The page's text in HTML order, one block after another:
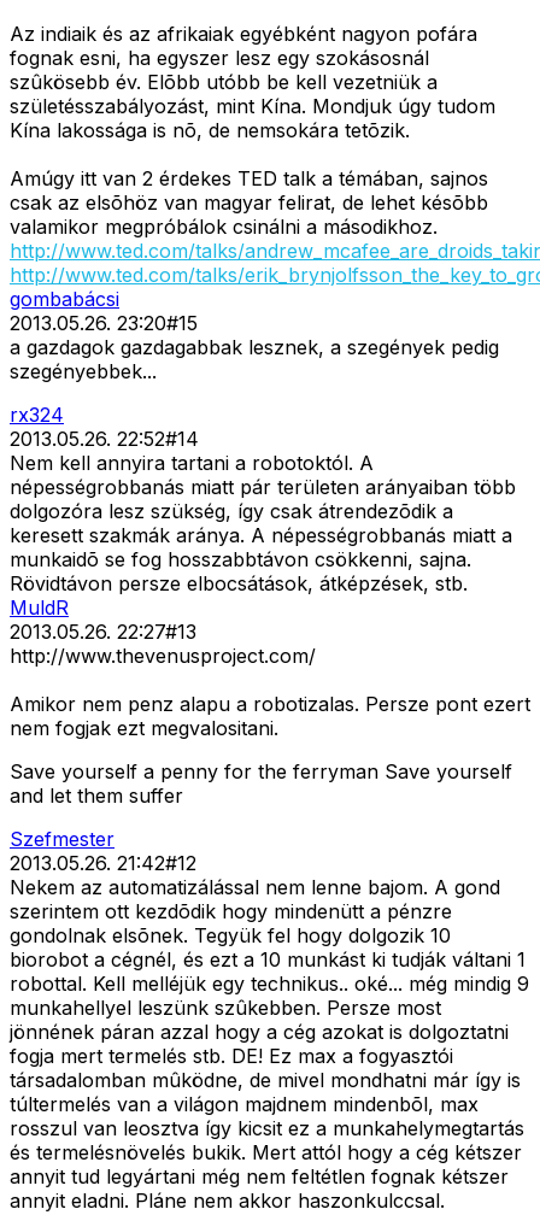
Az indiaik és az afrikaiak egyébként nagyon pofára
fognak esni, ha egyszer lesz egy szokásosnál
szûkösebb év. Elõbb utóbb be kell vezetniük a
születésszabályozást, mint Kína. Mondjuk úgy tudom
Kína lakossága is nõ, de nemsokára tetõzik.
Amúgy itt van 2 érdekes TED talk a témában, sajnos
csak az elsõhöz van magyar felirat, de lehet késõbb
valamikor megpróbálok csinálni a másodikhoz.
http://www.ted.com/talks/
http://www.ted.com/talks/
gombabácsi
2013.05.26. 23:20#15
a gazdagok gazdagabbak lesznek, a szegények pedig
szegényebbek...
rx324
2013.05.26. 22:52#14
Nem kell annyira tartani a robotoktól. A
népességrobbanás miatt pár területen arányaiban több
dolgozóra lesz szükség, így csak átrendezõdik a
keresett szakmák aránya. A népességrobbanás miatt a
munkaidõ se fog hosszabbtávon csökkenni, sajna.
Rövidtávon persze elbocsátások, átképzések, stb.
MuldR
2013.05.26. 22:27#13
http://www.thevenusproject.com/
Amikor nem penz alapu a robotizalas. Persze pont ezert
nem fogjak ezt megvalositani.
Save yourself a penny for the ferryman Save yourself
and let them suffer
Szefmester
2013.05.26. 21:42#12
Nekem az automatizálással nem lenne bajom. A gond
szerintem ott kezdõdik hogy mindenütt a pénzre
gondolnak elsõnek. Tegyük fel hogy dolgozik 10
biorobot a cégnél, és ezt a 10 munkást ki tudják váltani 1
robottal. Kell melléjük egy technikus.. oké... még mindig 9
munkahellyel leszünk szûkebben. Persze most
jönnének páran azzal hogy a cég azokat is dolgoztatni
fogja mert termelés stb. DE! Ez max a fogyasztói
társadalomban mûködne, de mivel mondhatni már így is
túltermelés van a világon majdnem mindenbõl, max
rosszul van leosztva így kicsit ez a munkahelymegtartás
és termelésnövelés bukik. Mert attól hogy a cég kétszer
annyit tud legyártani még nem feltétlen fognak kétszer
annyit eladni. Pláne nem akkor haszonkulccsal.